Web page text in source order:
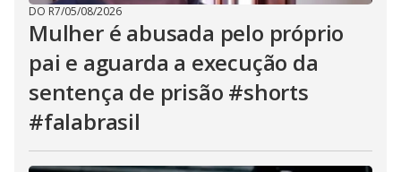
DO R7/05/08/2026
Mulher é abusada pelo próprio
pai e aguarda a execução da
sentença de prisão #shorts
#falabrasil